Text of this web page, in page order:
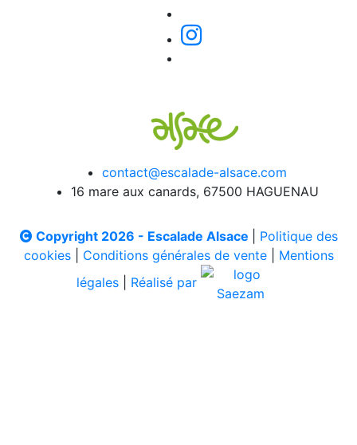
contact@escalade-alsace.com
16 mare aux canards, 67500 HAGUENAU
Copyright 2026 - Escalade Alsace
Politique des
cookies| Conditions générales de vente| Mentions
légales
Réalisé par